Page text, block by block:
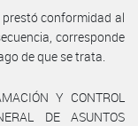
prestó conformidad al
corresponde
de que se trata.
Y CONTROL
DE ASUNTOS